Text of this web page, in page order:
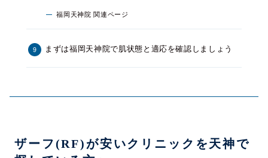
福岡天神院 関連ページ
まずは福岡天神院で肌状態と適応を確認しましょう
ザーフ(RF)が安いクリニックを天神で